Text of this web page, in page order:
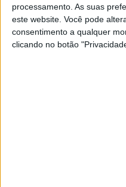
processamento. As suas
este website. Você pode
consentimento a qualquer
clicando no botão
Artigos relacionados
MotoGP: